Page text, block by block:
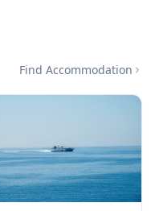
Find Accommodation